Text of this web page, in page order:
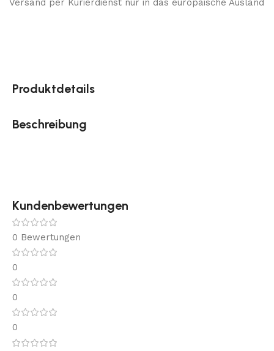
Versand per Kurierdienst nur in das europäische Ausland
Produktdetails
Beschreibung
Kundenbewertungen
0 Bewertungen
0
0
0